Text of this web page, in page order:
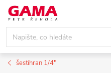
Přejít
obsah
šestihran 1/4"